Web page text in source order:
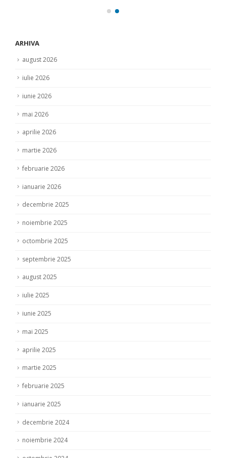
ARHIVA
august 2026
iulie 2026
iunie 2026
mai 2026
aprilie 2026
martie 2026
februarie 2026
ianuarie 2026
decembrie 2025
noiembrie 2025
octombrie 2025
septembrie 2025
august 2025
iulie 2025
iunie 2025
mai 2025
aprilie 2025
martie 2025
februarie 2025
ianuarie 2025
decembrie 2024
noiembrie 2024